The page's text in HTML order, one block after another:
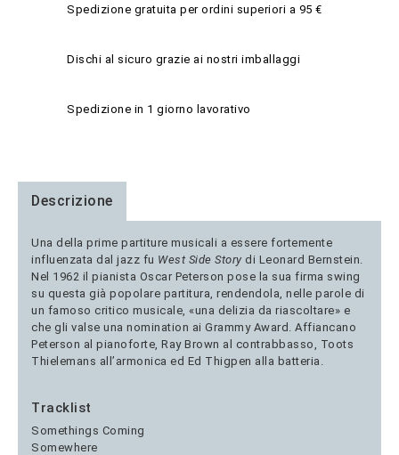
Spedizione gratuita per ordini superiori a 95 €
Dischi al sicuro grazie ai nostri imballaggi
Spedizione in 1 giorno lavorativo
Descrizione
Una della prime partiture musicali a essere fortemente
influenzata dal jazz fu West Side Story di Leonard Bernstein.
Nel 1962 il pianista Oscar Peterson pose la sua firma swing
su questa già popolare partitura, rendendola, nelle parole di
un famoso critico musicale, «una delizia da riascoltare» e
che gli valse una nomination ai Grammy Award. Affiancano
Peterson al pianoforte, Ray Brown al contrabbasso, Toots
Thielemans all’armonica ed Ed Thigpen alla batteria.
Tracklist
Somethings Coming
Somewhere